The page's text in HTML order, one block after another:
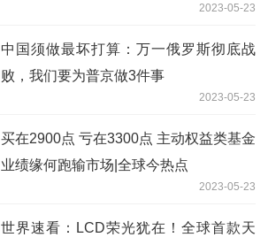
2023-05-23
中国须做最坏打算：万一俄罗斯彻底战
败，我们要为普京做3件事
2023-05-23
买在2900点 亏在3300点 主动权益类基金
业绩缘何跑输市场|全球今热点
2023-05-23
世界速看：LCD荣光犹在！全球首款天